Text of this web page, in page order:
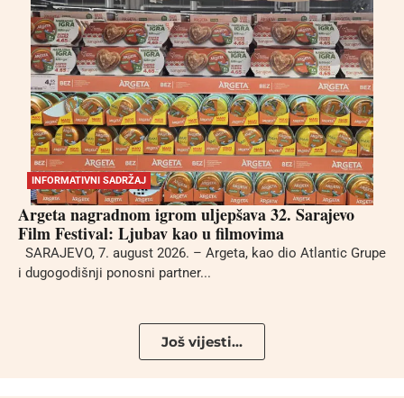
INFORMATIVNI SADRŽAJ
Argeta nagradnom igrom uljepšava 32. Sarajevo
Film Festival: Ljubav kao u filmovima
SARAJEVO, 7. august 2026. – Argeta, kao dio Atlantic Grupe
i dugogodišnji ponosni partner...
Još vijesti...